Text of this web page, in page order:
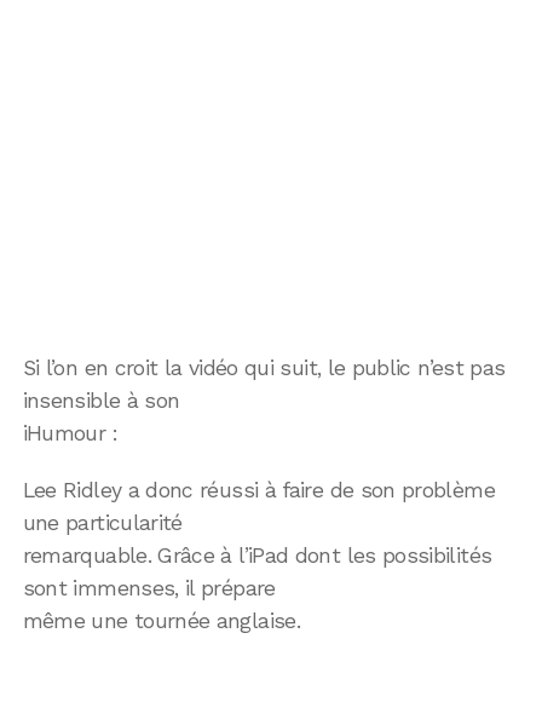
Si l’on en croit la vidéo qui suit, le public n’est pas
insensible à son
iHumour :
Lee Ridley a donc réussi à faire de son problème
une particularité
remarquable. Grâce à l’iPad dont les possibilités
sont immenses, il prépare
même une tournée anglaise.